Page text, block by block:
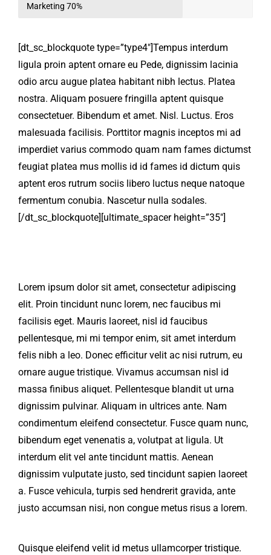
Marketing 70%
[dt_sc_blockquote type=”type4″]Tempus interdum
ligula proin aptent ornare eu Pede, dignissim lacinia
odio arcu augue platea habitant nibh lectus. Platea
nostra. Aliquam posuere fringilla aptent quisque
consectetuer. Bibendum et amet. Nisl. Luctus. Eros
malesuada facilisis. Porttitor magnis inceptos mi ad
imperdiet varius commodo quam nam fames dictumst
feugiat platea mus mollis id id fames id dictum quis
aptent eros rutrum sociis libero luctus neque natoque
fermentum conubia. Nascetur nulla sodales.
[/dt_sc_blockquote][ultimate_spacer height=”35″]
Lorem ipsum dolor sit amet, consectetur adipiscing
elit. Proin tincidunt nunc lorem, nec faucibus mi
facilisis eget. Mauris laoreet, nisl id faucibus
pellentesque, mi mi tempor enim, sit amet interdum
felis nibh a leo. Donec efficitur velit ac nisi rutrum, eu
ornare augue tristique. Vivamus accumsan nisl id
massa finibus aliquet. Pellentesque blandit ut urna
dignissim pulvinar. Aliquam in ultrices ante. Nam
condimentum eleifend consectetur. Fusce quam nunc,
bibendum eget venenatis a, volutpat at ligula. Ut
interdum elit vel ante tincidunt mattis. Aenean
dignissim vulputate justo, sed tincidunt sapien laoreet
a. Fusce vehicula, turpis sed hendrerit gravida, ante
justo accumsan nisi, non congue metus risus a lorem.
Quisque eleifend velit id metus ullamcorper tristique.